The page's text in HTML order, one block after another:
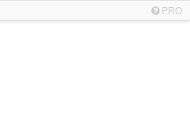
PRO